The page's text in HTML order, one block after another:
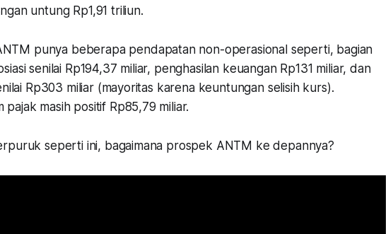
untung Rp1,91 triliun.
punya beberapa pendapatan non-operasional seperti, bagian
senilai Rp194,37 miliar, penghasilan keuangan Rp131 miliar, dan
Rp303 miliar (mayoritas karena keuntungan selisih kurs).
pajak masih positif Rp85,79 miliar.
seperti ini, bagaimana prospek ANTM ke depannya?